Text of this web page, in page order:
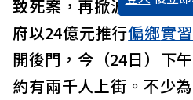
致死案，再掀波瀾。本
府以24億元推行偏鄉實習
開後門，今（24日）下
約有兩千人上街。不少